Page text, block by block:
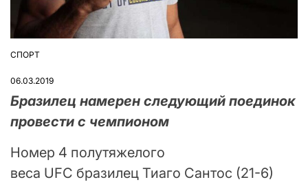
ОПУБЛІКУВАТИ
СПОРТ
06.03.2019
Бразилец намерен следующий поединок
провести с чемпионом
Номер 4 полутяжелого
веса UFC бразилец Тиаго Сантос (21-6)